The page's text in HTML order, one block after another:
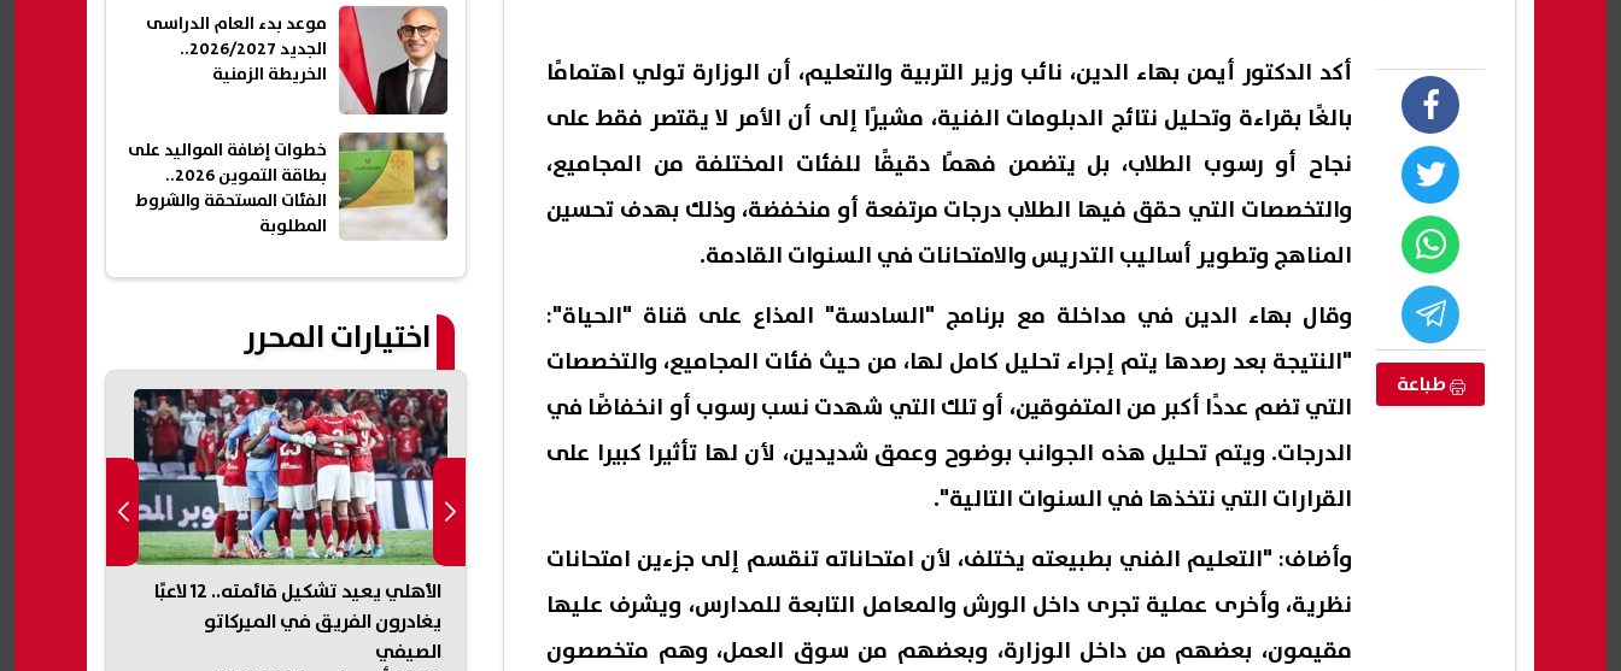
طباعة
أكد الدكتور أيمن بهاء الدين، نائب وزير التربية والتعليم، أن الوزارة تولي اهتمامًا
بالغًا بقراءة وتحليل نتائج الدبلومات الفنية، مشيرًا إلى أن الأمر لا يقتصر فقط على
نجاح أو رسوب الطلاب، بل يتضمن فهمًا دقيقًا للفئات المختلفة من المجاميع،
والتخصصات التي حقق فيها الطلاب درجات مرتفعة أو منخفضة، وذلك بهدف تحسين
المناهج وتطوير أساليب التدريس والامتحانات في السنوات القادمة.
وقال بهاء الدين في مداخلة مع برنامج "السادسة" المذاع على قناة "الحياة":
"النتيجة بعد رصدها يتم إجراء تحليل كامل لها، من حيث فئات المجاميع، والتخصصات
التي تضم عددًا أكبر من المتفوقين، أو تلك التي شهدت نسب رسوب أو انخفاضًا في
الدرجات. ويتم تحليل هذه الجوانب بوضوح وعمق شديدين، لأن لها تأثيرا كبيرا على
القرارات التي نتخذها في السنوات التالية".
وأضاف: "التعليم الفني بطبيعته يختلف، لأن امتحاناته تنقسم إلى جزءين امتحانات
نظرية، وأخرى عملية تجرى داخل الورش والمعامل التابعة للمدارس، ويشرف عليها
مقيمون، بعضهم من داخل الوزارة، وبعضهم من سوق العمل، وهم متخصصون
موعد بدء العام الدراسى
الجديد 2026/2027..
الخريطة الزمنية
خطوات إضافة المواليد على
بطاقة التموين 2026..
الفئات المستحقة والشروط
المطلوبة
اختيارات المحرر
لا تنخدعوا.. الأوقاف تحذر من سماسرة
التعيينات: لا تعيينات أو تعاقدات
مقابل أموال| عاجل
رئيس شعبة المواد البترولية: لا قرار
حتى الآن بتحريك أسعار البنزين
والسولار
الزمالك يكشف تفاصيل عرض بيع بيزيرا
لشباب الأهلي ويحدد شروط رحيله
الأهلي يعيد تشكيل قائمته.. 12 لاعبًا
يغادرون الفريق في الميركاتو
الصيفي